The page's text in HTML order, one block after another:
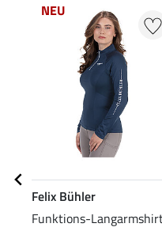
NEU
Felix Bühler
Funktions-